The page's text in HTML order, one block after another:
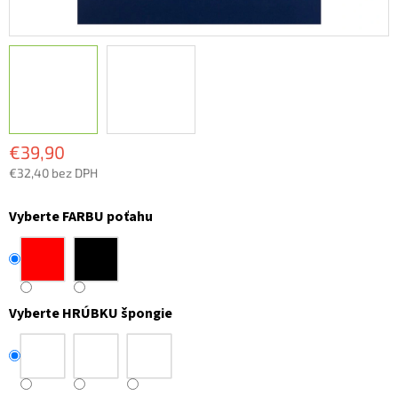
€39,90
€32,40 bez DPH
cena:
Vyberte FARBU poťahu
Vyberte HRÚBKU špongie